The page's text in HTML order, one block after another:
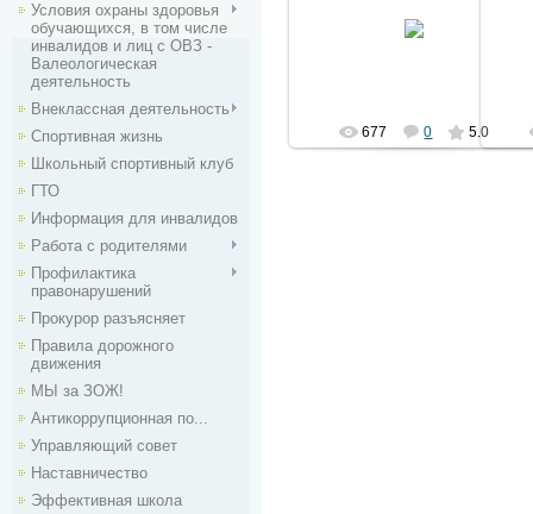
Условия охраны здоровья
обучающихся, в том числе
инвалидов и лиц с ОВЗ -
Валеологическая
деятельность
Внекласcная деятельность
Спортивная жизнь
Школьный спортивный клуб
ГТО
Информация для инвалидов
Работа с родителями
Профилактика
правонарушений
Прокурор разъясняет
Правила дорожного
движения
МЫ за ЗОЖ!
Антикоррупционная по...
Управляющий совет
Наставничество
Эффективная школа
677 0 5.0